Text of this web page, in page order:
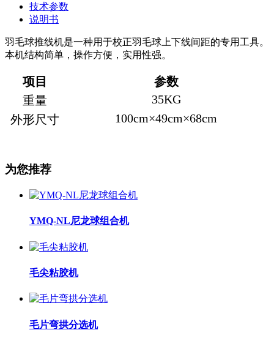
技术参数
说明书
羽毛球推线机是一种用于校正羽毛球上下线间距的专用工具。
本机结构简单，操作方便，实用性强。
项目
参数
重量
35KG
外形尺寸
100cm×49cm×68cm
为您推荐
YMQ-NL尼龙球组合机
毛尖粘胶机
毛片弯拱分选机